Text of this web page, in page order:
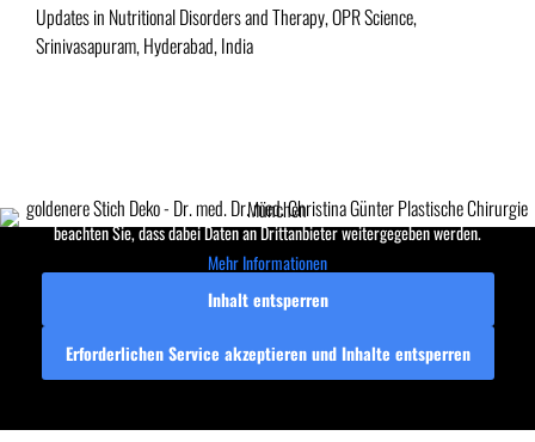
Updates in Nutritional Disorders and Therapy,OPR Science,
Srinivasapuram, Hyderabad, India
eigentlichen Inhalt zuzugreifen, klicken Sie auf die Schaltfläche unten. Bitte
beachten Sie, dass dabei Daten an Drittanbieter weitergegeben werden.
Mehr Informationen
Inhalt entsperren
Erforderlichen Service akzeptieren und Inhalte entsperren